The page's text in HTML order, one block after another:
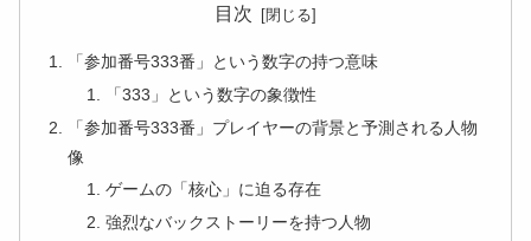
目次
「参加番号333番」という数字の持つ意味
「333」という数字の象徴性
「参加番号333番」プレイヤーの背景と予測される人物
像
ゲームの「核心」に迫る存在
強烈なバックストーリーを持つ人物